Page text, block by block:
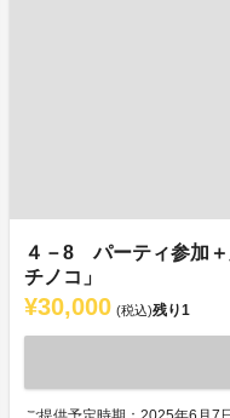
４－8 パーティ参加
チノコ」
¥30,000 (税込)残り1